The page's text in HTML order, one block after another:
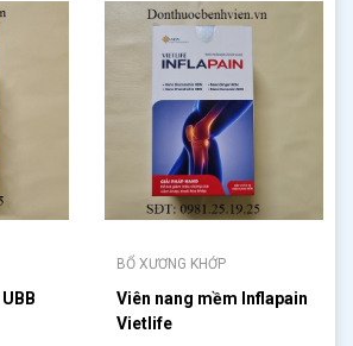
BỔ XƯƠNG KHỚP
Viên nang mềm Inflapain
Vietlife